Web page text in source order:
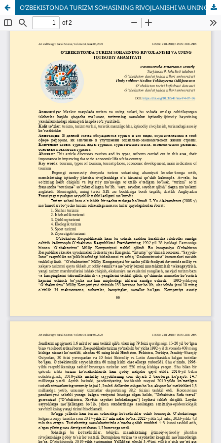
OʻZBEKISTONDA TURIZM SOHASINING RIVOJLANISHI VA UNING IQTISODIY AHAMIYATI